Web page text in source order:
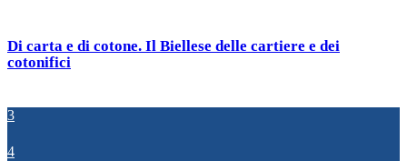
Di carta e di cotone. Il Biellese delle cartiere e dei
cotonifici
3
4